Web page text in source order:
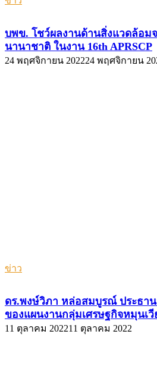
บพข. โชว์ผลงานด้านสิ่งแวดล้อม
นานาชาติ ในงาน 16th APRSCP
24 พฤศจิกายน 202224 พฤศจิกายน
ข่าว
ดร.พงษ์วิภา หล่อสมบูรณ์ ประธา
ของแผนงานกลุ่มเศรษฐกิจหมุนเ
11 ตุลาคม 202211 ตุลาคม 2022